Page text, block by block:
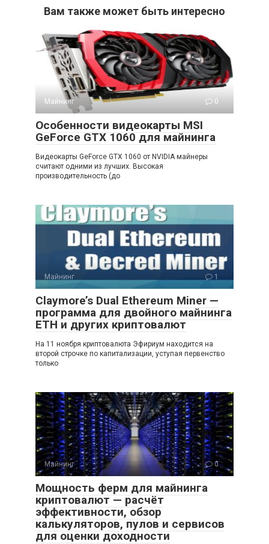
Вам также может быть интересно
Майнинг 0
Особенности видеокарты MSI
GeForce GTX 1060 для майнинга
Видеокарты GeForce GTX 1060 от NVIDIA майнеры
считают одними из лучших. Высокая
производительность (до
Майнинг 1
Claymore’s Dual Ethereum Miner —
программа для двойного майнинга
ETH и других криптовалют
На 11 ноября криптовалюта Эфириум находится на
второй строчке по капитализации, уступая первенство
только
Майнинг 0
Мощность ферм для майнинга
криптовалют — расчёт
эффективности, обзор
калькуляторов, пулов и сервисов
для оценки доходности